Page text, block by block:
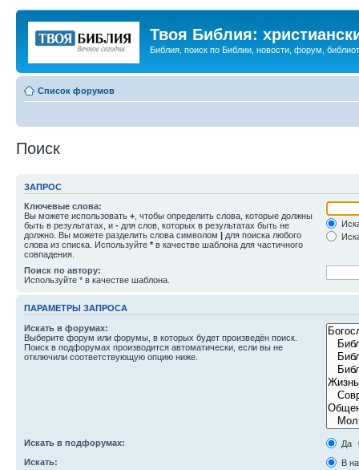
Твоя Библия:
Библия, поиск по Библии, новости, форум,
Список форумов
Поиск
ЗАПРОС
Ключевые слова:
Вы можете использовать + , чтобы определить слова, которые должны
быть в результатах, и - для слов, которых в результатах быть не
должно. Вы можете разделить слова символом | для поиска любого
слова из списка. Используйте * в качестве шаблона для частичного
совпадения.
Поиск по автору:
Используйте * в качестве шаблона.
ПАРАМЕТРЫ ЗАПРОСА
Искать в форумах:
Выберите форум или форумы, в которых будет произведён поиск.
Поиск в подфорумах производится автоматически, если вы не
отключили соответствующую опцию ниже.
Искать в подфорумах:
Да
Искать:
В